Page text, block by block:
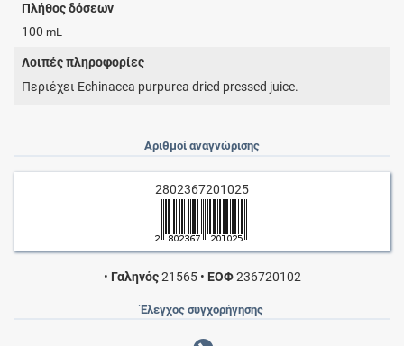
Πλήθος δόσεων
100mL
Λοιπές πληροφορίες
Περιέχει Echinacea purpurea dried pressed juice.
Αριθμοί αναγνώρισης
2802367201025
• Γαληνός21565 • ΕΟΦ236720102
Έλεγχος συγχορήγησης